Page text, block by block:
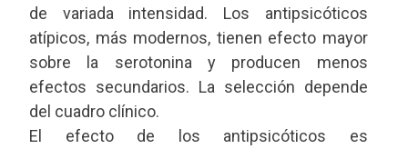
de variada intensidad. Los antipsicóticos
atípicos, más modernos, tienen efecto mayor
sobre la serotonina y producen menos
efectos secundarios. La selección depende
del cuadro clínico.
El efecto de los antipsicóticos es